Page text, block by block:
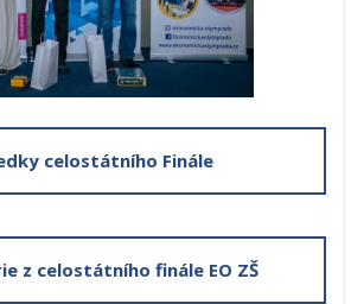
celostátního Finále
z celostátního finále EO ZŠ